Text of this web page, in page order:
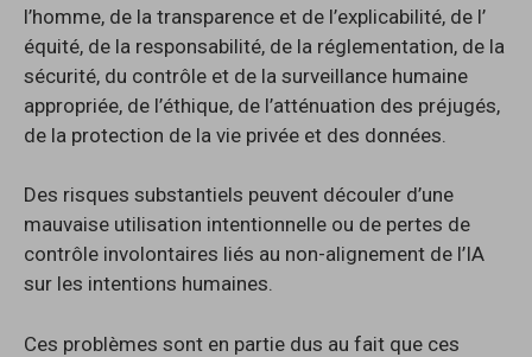
l’homme, de la transparence et de l’explicabilité, de l’
équité, de la responsabilité, de la réglementation, de la
sécurité, du contrôle et de la surveillance humaine
appropriée, de l’éthique, de l’atténuation des préjugés,
de la protection de la vie privée et des données.
Des risques substantiels peuvent découler d’une
mauvaise utilisation intentionnelle ou de pertes de
contrôle involontaires liés au non-alignement de l’IA
sur les intentions humaines.
Ces problèmes sont en partie dus au fait que ces